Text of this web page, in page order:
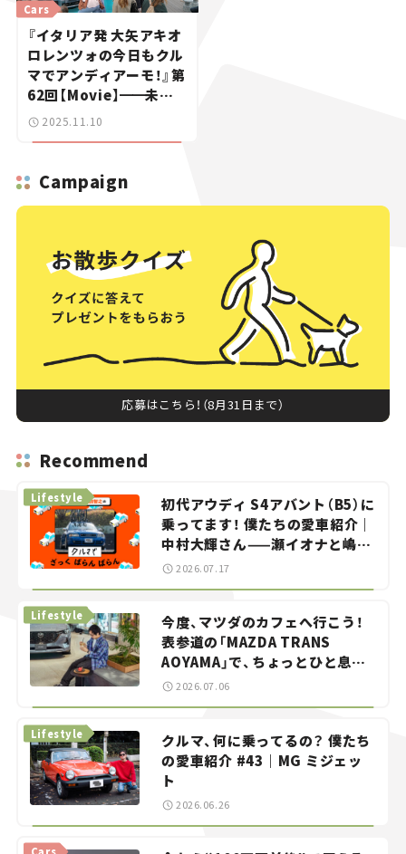
Cars
『イタリア発 大矢アキオ
ロレンツォの今日もクル
マでアンディアーモ！』第
62回【Movie】━━未知
の自動車ブランドも「カ
ト（オープンスペース編）
2025.11.10
Campaign
応募はこちら！（8月31日まで）
Recommend
初代アウディ S4アバント（B5）に
乗ってます！ 僕たちの愛車紹介｜
中村大輝さん——瀬イオナと嶋田
智之の「クルマでざっくばらんば
Lifestyle
2026.07.17
今度、マツダのカフェへ行こう！
表参道の「MAZDA TRANS
AOYAMA」で、ちょっとひと息。
——連載｜CCGとクルマでどうす
る？＜第13回＞
Lifestyle
2026.07.06
クルマ、何に乗ってるの？ 僕たち
の愛車紹介 #43｜MG ミジェッ
ト
Lifestyle
2026.06.26
Cars